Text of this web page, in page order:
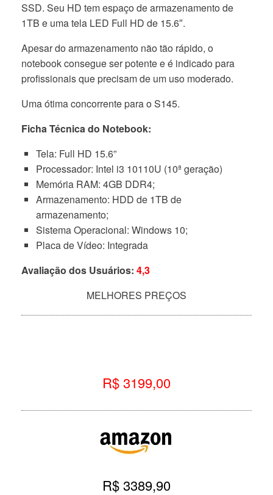
SSD. Seu HD tem espaço de armazenamento de
1TB e uma tela LED Full HD de 15.6″.
Apesar do armazenamento não tão rápido, o
notebook consegue ser potente e é indicado para
profissionais que precisam de um uso moderado.
Uma ótima concorrente para o S145.
Ficha Técnica do Notebook:
Tela: Full HD 15.6”
Processador: Intel i3 10110U (10ª geração)
Memória RAM: 4GB DDR4;
Armazenamento: HDD de 1TB de
armazenamento;
Sistema Operacional: Windows 10;
Placa de Vídeo: Integrada
Avaliação dos Usuários: 4,3
MELHORES PREÇOS
R$ 3199,00
R$ 3389,90